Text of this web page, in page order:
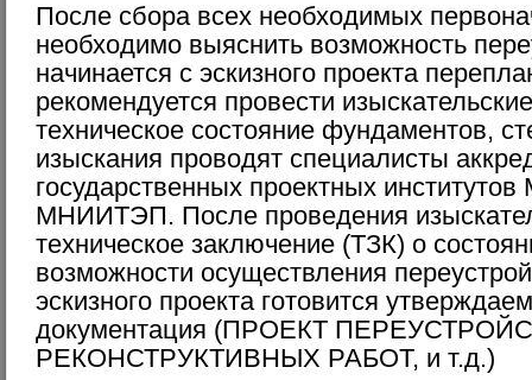
После сбора всех необходимых
необходимо выяснить возможность
начинается с эскизного проекта
рекомендуется провести
техническое состояние фундаментов,
изыскания проводят специалисты
государственных проектных
МНИИТЭП. После проведения
техническое заключение (ТЗК) о
возможности осуществления
эскизного проекта готовится
документация (ПРОЕКТ
РЕКОНСТРУКТИВНЫХ РАБОТ, и т.д.)